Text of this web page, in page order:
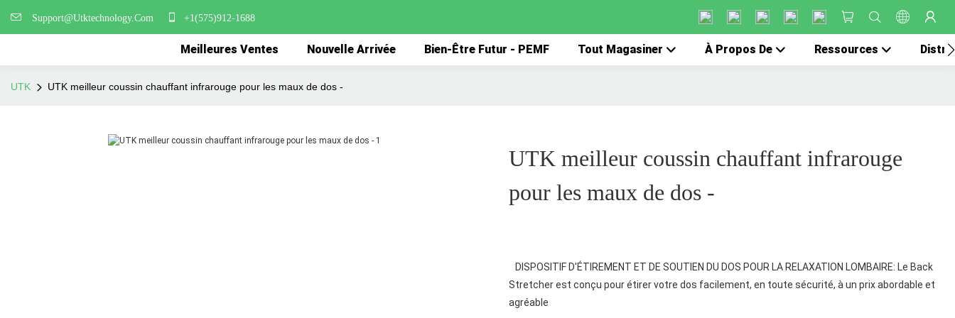
Support@Utktechnology.Com +1(575)912-1688
Meilleures Ventes Nouvelle Arrivée Bien-Être Futur - PEMF Tout Magasiner À Propos De Ressources
UTK UTK meilleur coussin chauffant infrarouge pour les maux de dos -
UTK meilleur coussin chauffant infrarouge
pour les maux de dos -
DISPOSITIF D'ÉTIREMENT ET DE SOUTIEN DU DOS POUR LA RELAXATION LOMBAIRE: Le Back
Stretcher est conçu pour étirer votre dos facilement, en toute sécurité, à un prix abordable et
agréable